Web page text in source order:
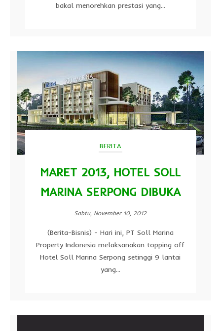
bakal menorehkan prestasi yang...
BERITA
MARET 2013, HOTEL SOLL
MARINA SERPONG DIBUKA
Sabtu, November 10, 2012
(Berita-Bisnis) - Hari ini, PT Soll Marina
Property Indonesia melaksanakan topping off
Hotel Soll Marina Serpong setinggi 9 lantai
yang...